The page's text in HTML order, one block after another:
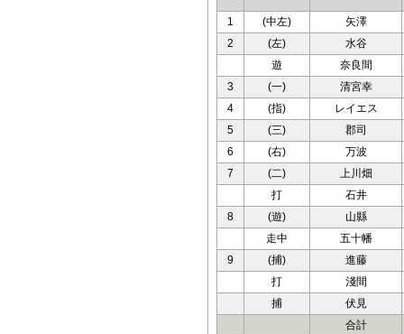
1 (中左)
矢澤
2
(左)
水谷
遊
奈良間
3
(一)
清宮幸
4
(指)
レイエス
5
(三)
郡司
6
(右)
万波
7
(二)
上川畑
打
石井
8
(遊)
山縣
走中
五十幡
9
(捕)
進藤
打
淺間
捕
伏見
合計